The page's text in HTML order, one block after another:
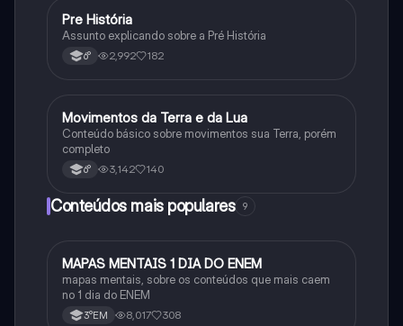
Geografia
Pre História
Assunto explicando sobre a Pré História
6° 2,992 182
Geografia
Movimentos da Terra e da Lua
Conteúdo básico sobre movimentos sua Terra, porém
completo
6° 3,142 140
Conteúdos mais populares 9
Português
MAPAS MENTAIS 1 DIA DO ENEM
mapas mentais, sobre os conteúdos que mais caem
no 1 dia do ENEM
3°EM 8,017 308